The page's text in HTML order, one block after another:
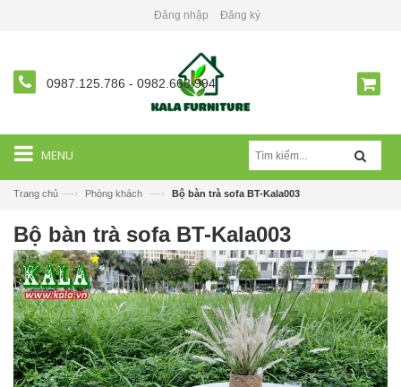
Đăng nhập Đăng ký
0987.125.786 - 0982.668.994
MENU
Trang chủ —› Phòng khách —› Bộ bàn trà sofa BT-Kala003
Bộ bàn trà sofa BT-Kala003